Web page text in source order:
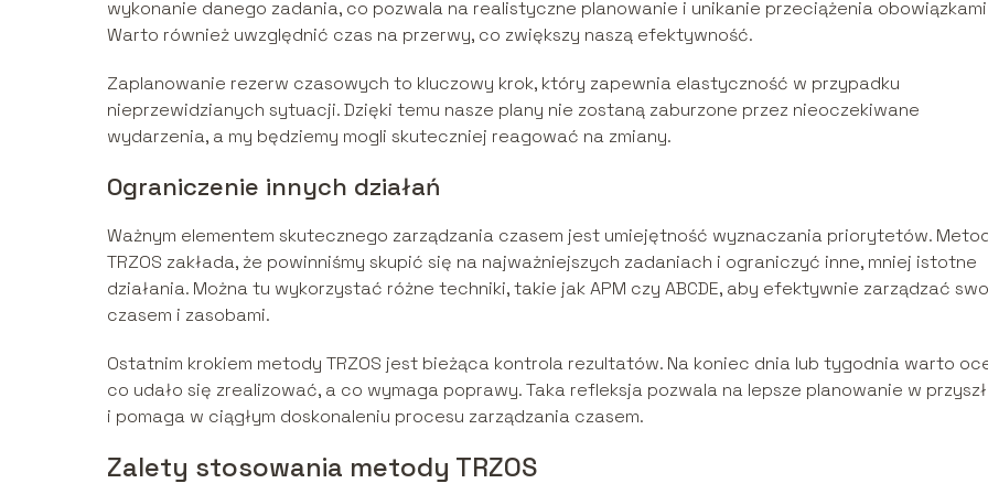
wykonanie danego zadania, co pozwala na realistyczne planowanie i unikanie przeciążenia
Warto również uwzględnić czas na przerwy, co zwiększy naszą efektywność.
Zaplanowanie rezerw czasowych to kluczowy krok, który zapewnia elastyczność w przypadku
nieprzewidzianych sytuacji. Dzięki temu nasze plany nie zostaną zaburzone przez nieoczekiwane
wydarzenia, a my będziemy mogli skuteczniej reagować na zmiany.
Ograniczenie innych działań
Ważnym elementem skutecznego zarządzania czasem jest umiejętność wyznaczania priorytetów.
TRZOS zakłada, że powinniśmy skupić się na najważniejszych zadaniach i ograniczyć inne, mniej istotne
działania. Można tu wykorzystać różne techniki, takie jak APM czy ABCDE, aby efektywnie zarządzać
czasem i zasobami.
Ostatnim krokiem metody TRZOS jest bieżąca kontrola rezultatów. Na koniec dnia lub tygodnia warto
co udało się zrealizować, a co wymaga poprawy. Taka refleksja pozwala na lepsze planowanie w
i pomaga w ciągłym doskonaleniu procesu zarządzania czasem.
Zalety stosowania metody TRZOS